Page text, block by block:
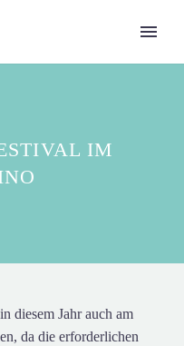
IM
diesem Jahr auch am
da die erforderlichen